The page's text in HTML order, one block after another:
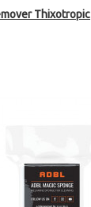
Thixotropic